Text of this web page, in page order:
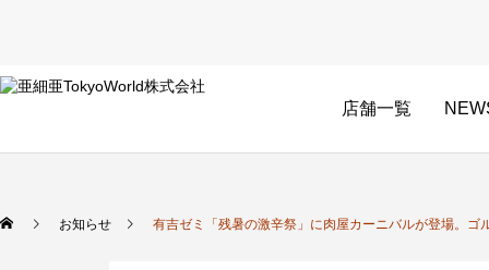
店舗一覧
お知らせ 有吉ゼミ「残暑の激辛祭」に肉屋カーニバルが登場。